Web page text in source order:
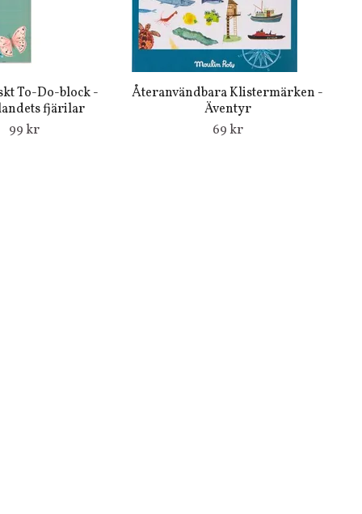
To-Do-block -
fjärilar
99 kr
Återanvändbara Klistermärken -
Äventyr
69 kr